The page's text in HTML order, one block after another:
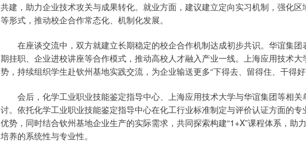
共建，助力企业技术攻关与成果转化。就业方面，建议建立定向实习机制，强化
等形式，推动校企合作常态化、机制化发展。
在座谈交流中，双方就建立长期稳定的校企合作机制达成初步共识。华谊集团
期挂职、企业进校讲座等合作模式，推动高校人才融入产业一线。上海应用技术
势，持续组织学生赴钦州基地实践交流，为企业输送更多“下得去、留得住、干得
会后，化学工业职业技能鉴定指导中心、上海应用技术大学与华谊集团等相关
讨。依托化学工业职业技能鉴定指导中心在化工行业标准制定与评价认证方面的
优势，同时结合钦州基地企业生产的实际需求，共同探索构建“1+X”课程体系，助
培养的系统性与专业性。